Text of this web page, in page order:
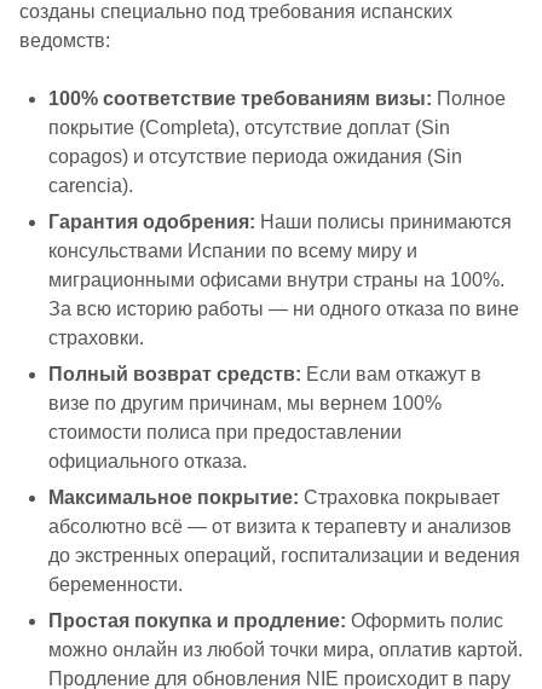
созданы специально под требования испанских
ведомств:
100% соответствие требованиям визы: Полное
покрытие (Completa), отсутствие доплат (Sin
copagos) и отсутствие периода ожидания (Sin
carencia).
Гарантия одобрения: Наши полисы принимаются
консульствами Испании по всему миру и
миграционными офисами внутри страны на 100%.
За всю историю работы — ни одного отказа по вине
страховки.
Полный возврат средств: Если вам откажут в
визе по другим причинам, мы вернем 100%
стоимости полиса при предоставлении
официального отказа.
Максимальное покрытие: Страховка покрывает
абсолютно всё — от визита к терапевту и анализов
до экстренных операций, госпитализации и ведения
беременности.
Простая покупка и продление: Оформить полис
можно онлайн из любой точки мира, оплатив картой.
Продление для обновления NIE происходит в пару